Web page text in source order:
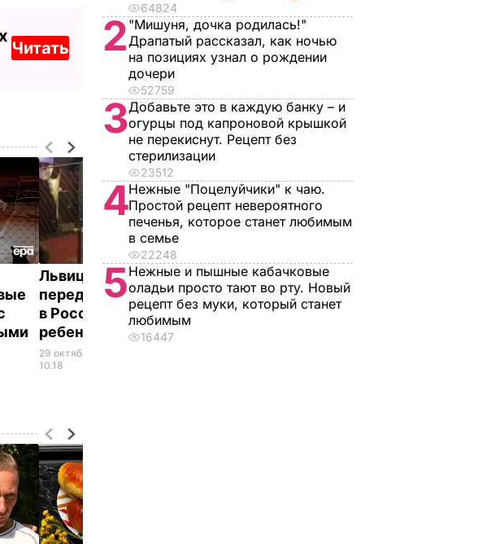
Читать
Львица в
передвижном цирке
в России напала на
ребенка. Видео
29 октября,
10.18
64824
2 "Мишуня, дочка родилась!"
Драпатый рассказал, как ночью
на позициях узнал о рождении
дочери
52759
3Добавьте это в каждую банку – и
огурцы под капроновой крышкой
не перекиснут. Рецепт без
стерилизации
23512
4Нежные "Поцелуйчики" к чаю.
Простой рецепт невероятного
печенья, которое станет любимым
в семье
22248
5Нежные и пышные кабачковые
оладьи просто тают во рту. Новый
рецепт без муки, который станет
любимым
16447